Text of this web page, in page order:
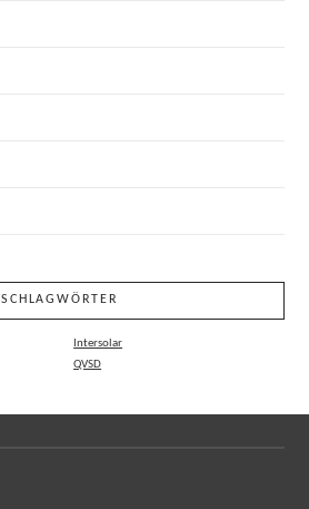
SCHLAGWÖRTER
Intersolar
QVSD